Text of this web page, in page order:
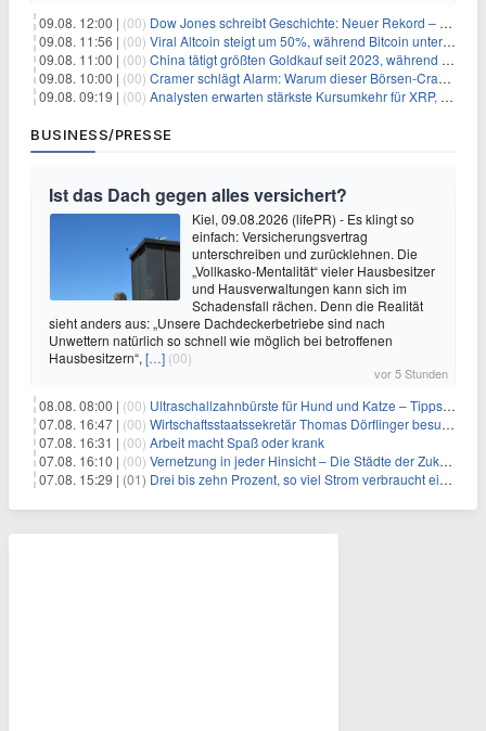
09.08. 12:00 | (00) Dow Jones schreibt Geschichte: Neuer Rekord – und Amazon knackt die nächste Billionen-Marke
09.08. 11:56 | (00) Viral Altcoin steigt um 50%, während Bitcoin unter $65.000 fällt
09.08. 11:00 | (00) China tätigt größten Goldkauf seit 2023, während Goldpreis um 8% steigt
09.08. 10:00 | (00) Cramer schlägt Alarm: Warum dieser Börsen-Crash die beste Einstiegschance seit Monaten ist
09.08. 09:19 | (00) Analysten erwarten stärkste Kursumkehr für XRP, während Polymarket skeptisch bleibt
BUSINESS/PRESSE
Ist das Dach gegen alles versichert?
Kiel, 09.08.2026 (lifePR) - Es klingt so
einfach: Versicherungsvertrag
unterschreiben und zurücklehnen. Die
„Vollkasko-Mentalität“ vieler Hausbesitzer
und Hausverwaltungen kann sich im
Schadensfall rächen. Denn die Realität
sieht anders aus: „Unsere Dachdeckerbetriebe sind nach
Unwettern natürlich so schnell wie möglich bei betroffenen
Hausbesitzern“, […] (00)
vor 5 Stunden
08.08. 08:00 | (00) Ultraschallzahnbürste für Hund und Katze – Tipps zur erfolgreichen Eingewöhnung
07.08. 16:47 | (00) Wirtschaftsstaatssekretär Thomas Dörflinger besucht Handwerksbetrieb im Kammerbezirk Freiburg
07.08. 16:31 | (00) Arbeit macht Spaß oder krank
07.08. 16:10 | (00) Vernetzung in jeder Hinsicht – Die Städte der Zukunft sind grün-blau
07.08. 15:29 | (01) Drei bis zehn Prozent, so viel Strom verbraucht ein Aufzug im Gebäude